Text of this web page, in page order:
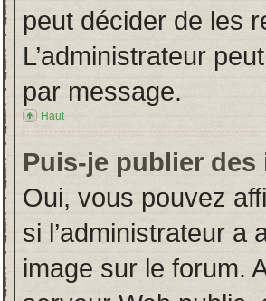
peut décider de les
L’administrateur
par message.
Haut
Puis-je publier des
Oui, vous pouvez
si l’administrateur
image sur le forum.